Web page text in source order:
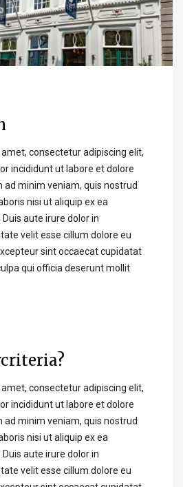
consectetur adipiscing elit,
incididunt ut labore et dolore
ad minim veniam, quis nostrud
nisi ut aliquip ex ea
aute irure dolor in
velit esse cillum dolore eu
sint occaecat cupidatat
qui officia deserunt mollit
consectetur adipiscing elit,
incididunt ut labore et dolore
ad minim veniam, quis nostrud
nisi ut aliquip ex ea
aute irure dolor in
velit esse cillum dolore eu